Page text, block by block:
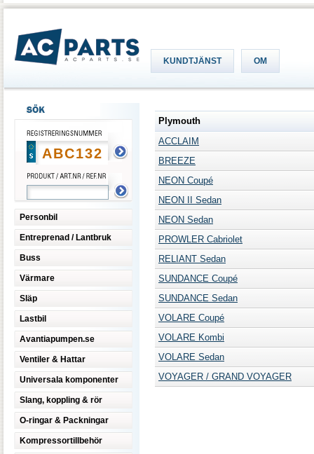
KUNDTJÄNST OM
Personbil
Entreprenad / Lantbruk
Buss
Värmare
Släp
Lastbil
Avantiapumpen.se
Ventiler & Hattar
Universala komponenter
Slang, koppling & rör
O-ringar & Packningar
Kompressortillbehör
Plymouth
ACCLAIM
BREEZE
NEON Coupé
NEON II Sedan
NEON Sedan
PROWLER Cabriolet
RELIANT Sedan
SUNDANCE Coupé
SUNDANCE Sedan
VOLARE Coupé
VOLARE Kombi
VOLARE Sedan
VOYAGER / GRAND VOYAGER